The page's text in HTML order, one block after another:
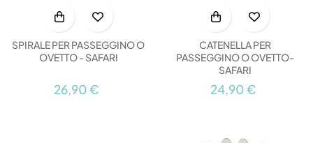
SPIRALE PER PASSEGGINO O
OVETTO - SAFARI
26,90 €
CATENELLA PER
PASSEGGINO O OVETTO-
SAFARI
24,90 €